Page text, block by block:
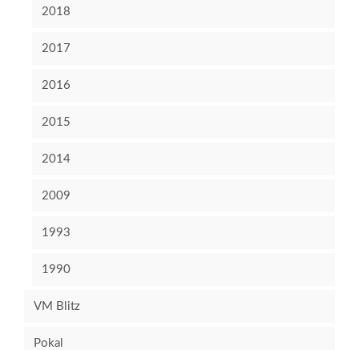
2018
2017
2016
2015
2014
2009
1993
1990
VM Blitz
Pokal